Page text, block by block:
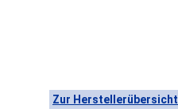
Zur Herstellerübersicht